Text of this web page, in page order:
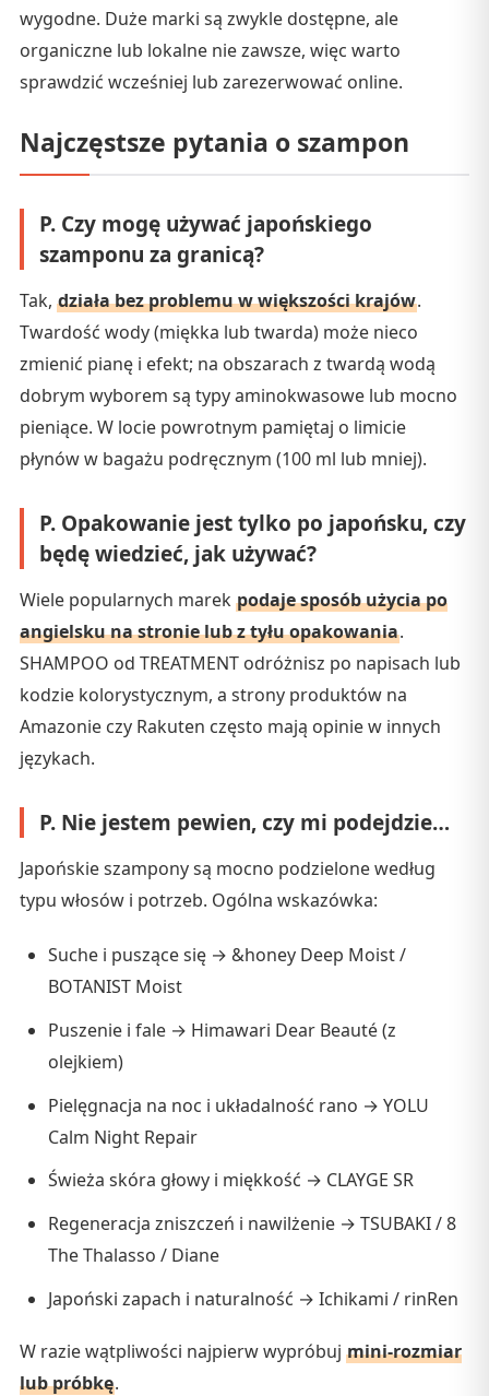
wygodne. Duże marki są zwykle dostępne, ale
organiczne lub lokalne nie zawsze, więc warto
sprawdzić wcześniej lub zarezerwować online.
Najczęstsze pytania o szampon
P. Czy mogę używać japońskiego
szamponu za granicą?
Tak, działa bez problemu w większości krajów.
Twardość wody (miękka lub twarda) może nieco
zmienić pianę i efekt; na obszarach z twardą wodą
dobrym wyborem są typy aminokwasowe lub mocno
pieniące. W locie powrotnym pamiętaj o limicie
płynów w bagażu podręcznym (100 ml lub mniej).
P. Opakowanie jest tylko po japońsku, czy
będę wiedzieć, jak używać?
Wiele popularnych marek podaje sposób użycia po
angielsku na stronie lub z tyłu opakowania.
SHAMPOO od TREATMENT odróżnisz po napisach lub
kodzie kolorystycznym, a strony produktów na
Amazonie czy Rakuten często mają opinie w innych
językach.
P. Nie jestem pewien, czy mi podejdzie…
Japońskie szampony są mocno podzielone według
typu włosów i potrzeb. Ogólna wskazówka:
Suche i puszące się → &honey Deep Moist /
BOTANIST Moist
Puszenie i fale → Himawari Dear Beauté (z
olejkiem)
Pielęgnacja na noc i układalność rano → YOLU
Calm Night Repair
Świeża skóra głowy i miękkość → CLAYGE SR
Regeneracja zniszczeń i nawilżenie → TSUBAKI / 8
The Thalasso / Diane
Japoński zapach i naturalność → Ichikami / rinRen
W razie wątpliwości najpierw wypróbuj mini-rozmiar
lub próbkę.